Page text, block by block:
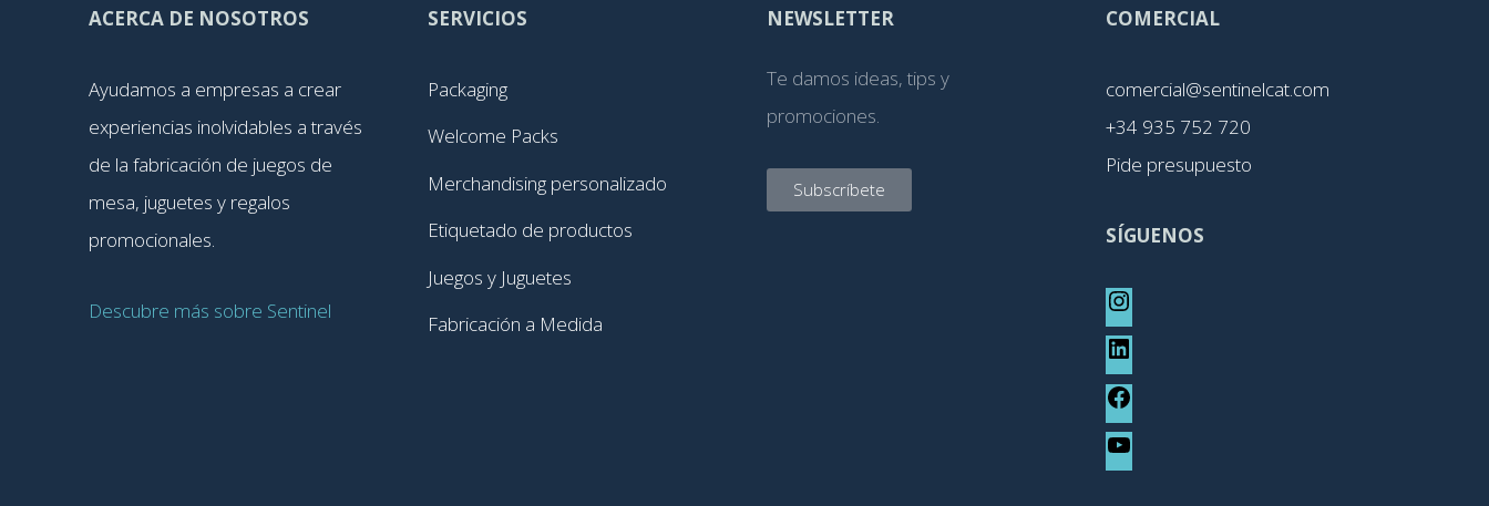
ACERCA DE NOSOTROS
Ayudamos a empresas a crear
experiencias inolvidables a través
de la fabricación de juegos de
mesa, juguetes y regalos
promocionales.
Descubre más sobre Sentinel
SERVICIOS
Packaging
Welcome Packs
Merchandising personalizado
Etiquetado de productos
Juegos y Juguetes
Fabricación a Medida
NEWSLETTER
Te damos ideas, tips y
promociones.
Subscríbete
COMERCIAL
comercial@sentinelcat.com
+34 935 752 720
Pide presupuesto
SÍGUENOS